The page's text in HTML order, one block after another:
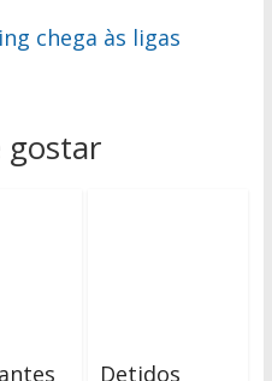
chega às ligas
gostar
Detidos